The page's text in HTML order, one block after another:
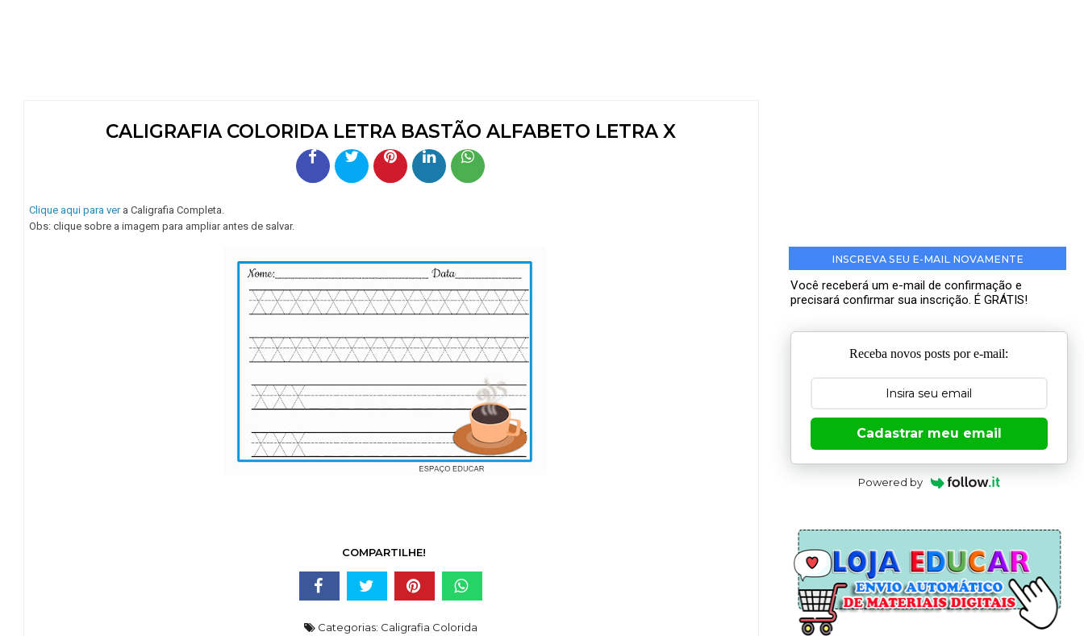
CALIGRAFIA COLORIDA LETRA BASTÃO ALFABETO LETRA X
Clique aqui para vera Caligrafia Completa.
Obs: clique sobre a imagem para ampliar antes de salvar.
COMPARTILHE!
Categorias: Caligrafia Colorida
INSCREVA SEU E-MAIL NOVAMENTE
Você receberá um e-mail de confirmação e
precisará confirmar sua inscrição. É GRÁTIS!
Receba novos posts por e-mail:
Cadastrar meu email
Powered by